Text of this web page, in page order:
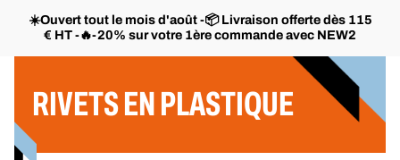
☀️Ouvert tout le mois d'août -📦 Livraison offerte dès 115
€ HT -🔥-20% sur votre 1ère commande avec NEW2
RIVETS EN PLASTIQUE
Filtrer